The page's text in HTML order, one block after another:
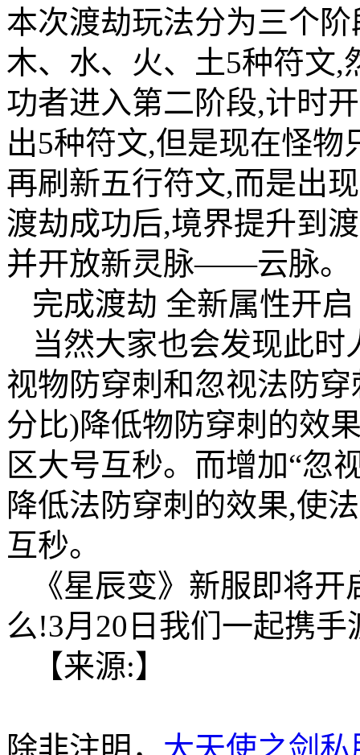
本次渡劫玩法分为三个
木、水、火、土5种符文,
功者进入第二阶段,计时
出5种符文,但是现在怪
再刷新五行符文,而是出
渡劫成功后,境界提升到
并开放新灵脉——云脉。
完成渡劫 全新属性开启
当然大家也会发现此
视物防穿刺和忽视法防
分比)降低物防穿刺的效
区大号互秒。而增加“忽
降低法防穿刺的效果,使
互秒。
《星辰变》新服即将
么!3月20日我们一起携手
【来源:】
除非注明， 大天使之剑私